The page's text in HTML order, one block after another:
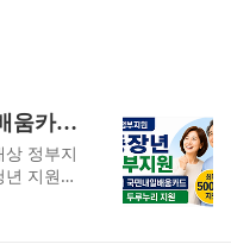
중장년 정부지원금 (국민내일배움카드, 두루누리, 신청방법)
정부지
지원금
40대인
지 않